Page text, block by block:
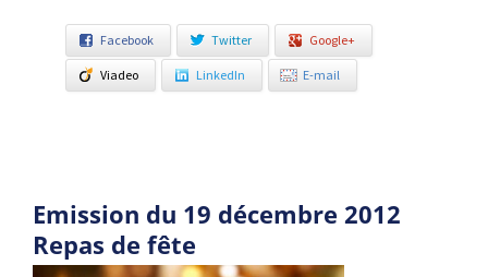
Facebook Twitter Google+
Viadeo LinkedIn E-mail
Emission du 19 décembre 2012
Repas de fête